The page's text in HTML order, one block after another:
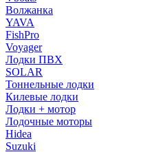
Волжанка
YAVA
FishPro
Voyager
Лодки ПВХ
SOLAR
Тоннельные лодки
Килевые лодки
Лодки + мотор
Лодочные моторы
Hidea
Suzuki